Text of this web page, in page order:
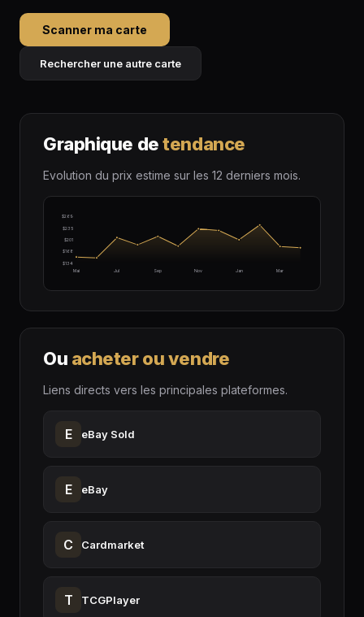
Scanner ma carte
Rechercher une autre carte
Graphique detendance
Evolution du prix estime sur les 12 derniers mois.
$134
$168
$201
$235
$269
Mai Jul Sep Nov Jan Mar
Ou acheter ou vendre
Liens directs vers les principales plateformes.
E eBay Sold
E eBay
C Cardmarket
T TCGPlayer